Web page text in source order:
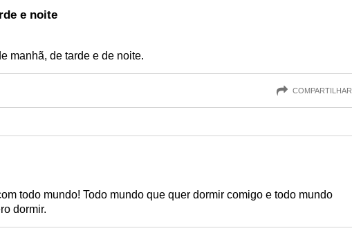
e noite
manhã, de tarde e de noite.
COMPARTILHAR
todo mundo! Todo mundo que quer dormir comigo e todo mundo
dormir.